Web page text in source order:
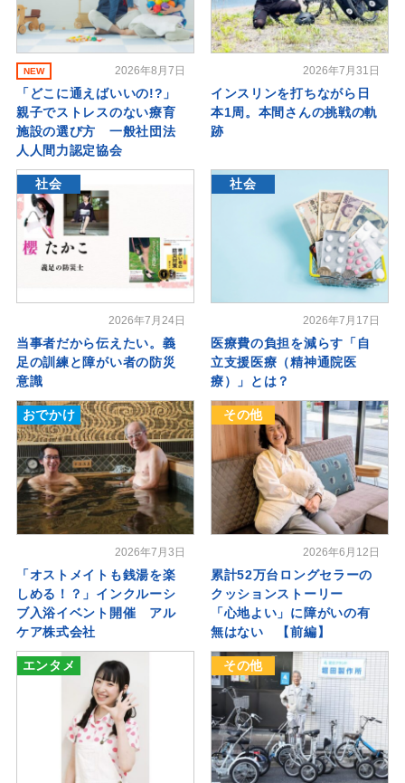
NEW 2026年8月7日
「どこに通えばいいの!?」
親子でストレスのない療育
施設の選び方 一般社団法
人人間力認定協会
2026年7月31日
インスリンを打ちながら日
本1周。本間さんの挑戦の軌
跡
社会
2026年7月24日
当事者だから伝えたい。義
足の訓練と障がい者の防災
意識
社会
2026年7月17日
医療費の負担を減らす「自
立支援医療（精神通院医
療）」とは？
おでかけ
2026年7月3日
「オストメイトも銭湯を楽
しめる！？」インクルーシ
ブ入浴イベント開催 アル
ケア株式会社
その他
2026年6月12日
累計52万台ロングセラーの
クッションストーリー
「心地よい」に障がいの有
無はない 【前編】
エンタメ その他